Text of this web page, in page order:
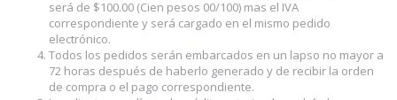
será de $100.00 (Cien pesos 00/100) mas el IVA
correspondiente y será cargado en el mismo pedido
electrónico.
Todos los pedidos serán embarcados en un lapso no mayor a
72 horas después de haberlo generado y de recibir la orden
de compra o el pago correspondiente.